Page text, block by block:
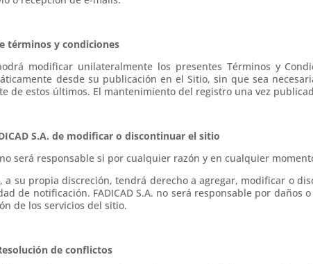
términos y condiciones
podrá modificar unilateralmente los presentes Términos y
desde su publicación en el Sitio, sin que sea
de estos últimos. El mantenimiento del registro una vez
S.A. de modificar o discontinuar el sitio
no será responsable si por cualquier razón y en cualquier
, a su propia discreción, tendrá derecho a agregar, modificar o
de notificación. FADICAD S.A. no será responsable por
de los servicios del sitio.
de conflictos